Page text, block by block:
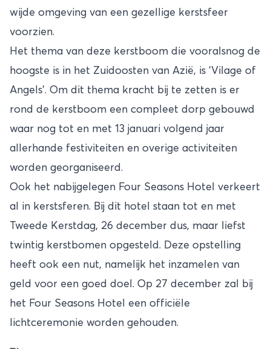
wijde omgeving van een gezellige kerstsfeer
voorzien.
Het thema van deze kerstboom die vooralsnog de
hoogste is in het Zuidoosten van Azië, is ‘Vilage of
Angels’. Om dit thema kracht bij te zetten is er
rond de kerstboom een compleet dorp gebouwd
waar nog tot en met 13 januari volgend jaar
allerhande festiviteiten en overige activiteiten
worden georganiseerd.
Ook het nabijgelegen Four Seasons Hotel verkeert
al in kerstsferen. Bij dit hotel staan tot en met
Tweede Kerstdag, 26 december dus, maar liefst
twintig kerstbomen opgesteld. Deze opstelling
heeft ook een nut, namelijk het inzamelen van
geld voor een goed doel. Op 27 december zal bij
het Four Seasons Hotel een officiële
lichtceremonie worden gehouden.